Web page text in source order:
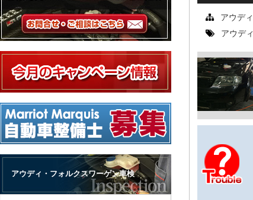
アウディ
アウディ
アウディ・フォルクスワーゲン車検